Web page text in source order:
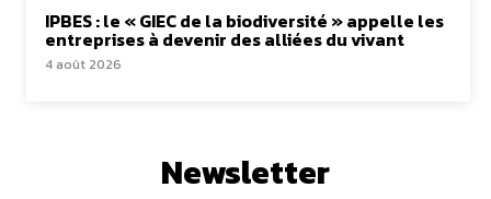
IPBES : le « GIEC de la biodiversité » appelle les
entreprises à devenir des alliées du vivant
4 août 2026
Newsletter